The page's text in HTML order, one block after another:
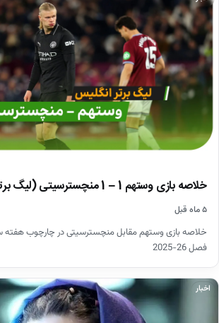
خلاصه بازی وستهم 1 – 1 منچسترسیتی (لیگ برتر انگلیس)
۵ ماه قبل
خلاصه بازی وستهم مقابل منچسترسیتی در چارچوب هفته
فصل 26-2025
اخبار